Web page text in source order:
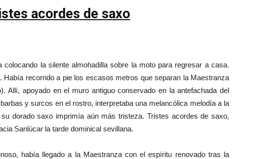
acordes de saxo
la silente almohadilla sobre la moto para regresar a casa.
recorrido a pie los escasos metros que separan la Maestranza
Allí, apoyado en el muro antiguo conservado en la antefachada del
y surcos en el rostro, interpretaba una melancólica melodía a la
dorado saxo imprimía aún más tristeza. Tristes acordes de saxo,
Sanlúcar la tarde dominical sevillana.
había llegado a la Maestranza con el espíritu renovado tras la